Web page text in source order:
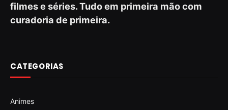
filmes e séries. Tudo em primeira mão com
curadoria de primeira.
CATEGORIAS
Animes